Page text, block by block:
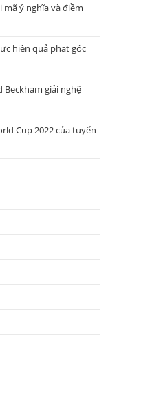
mã ý nghĩa và điềm
hiện quả phạt góc
Beckham giải nghệ
Cup 2022 của tuyển